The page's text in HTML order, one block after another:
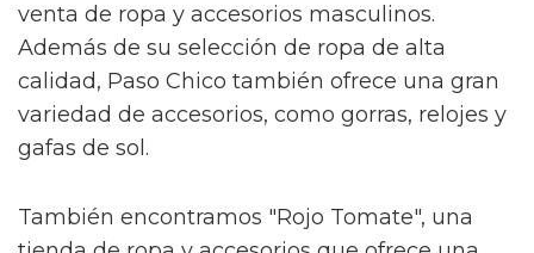
venta de ropa y accesorios masculinos.
Además de su selección de ropa de alta
calidad, Paso Chico también ofrece una gran
variedad de accesorios, como gorras, relojes y
gafas de sol.
También encontramos "Rojo Tomate", una